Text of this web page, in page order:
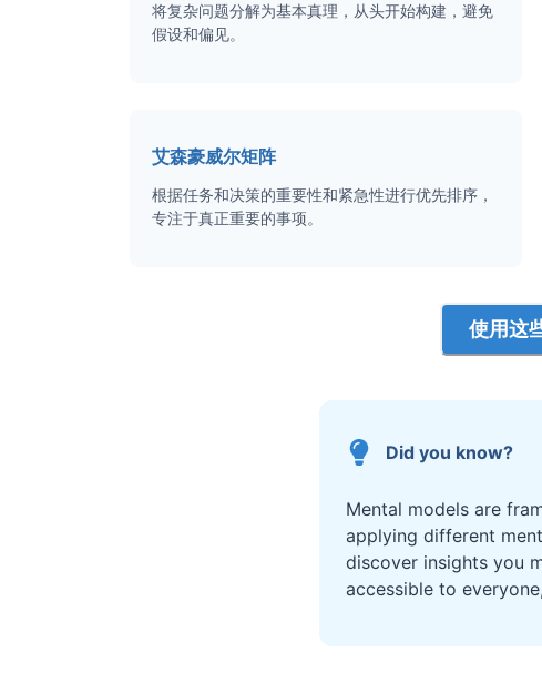
将复杂问题分解为基本真理，从头开始构建，避免
假设和偏见。
艾森豪威尔矩阵
根据任务和决策的重要性和紧急性进行优先排序，
专注于真正重要的事项。
使用这
Did you know?
Mental models are
applying different
discover insights you
accessible to